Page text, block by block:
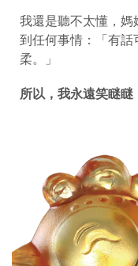
我還是聽不太懂，
到任何事情：「有話
柔。」
所以，我永遠笑瞇瞇